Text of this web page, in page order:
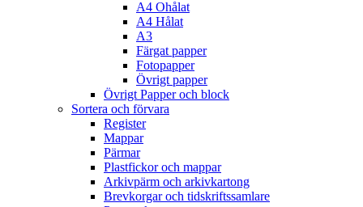
A4 Ohålat
A4 Hålat
A3
Färgat papper
Fotopapper
Övrigt papper
Övrigt Papper och block
Sortera och förvara
Register
Mappar
Pärmar
Plastfickor och mappar
Arkivpärm och arkivkartong
Brevkorgar och tidskriftssamlare